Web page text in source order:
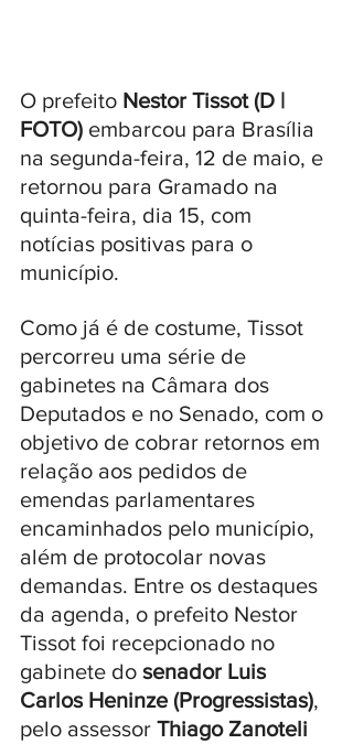
O prefeito Nestor Tissot (D |
FOTO) embarcou para Brasília
na segunda-feira, 12 de maio, e
retornou para Gramado na
quinta-feira, dia 15, com
notícias positivas para o
município.
Como já é de costume, Tissot
percorreu uma série de
gabinetes na Câmara dos
Deputados e no Senado, com o
objetivo de cobrar retornos em
relação aos pedidos de
emendas parlamentares
encaminhados pelo município,
além de protocolar novas
demandas. Entre os destaques
da agenda, o prefeito Nestor
Tissot foi recepcionado no
gabinete do senador Luis
Carlos Heninze (Progressistas),
pelo assessor Thiago Zanoteli